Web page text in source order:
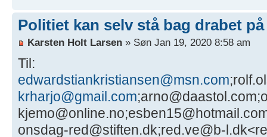
Politiet kan selv stå bag drabet
Karsten Holt Larsen » Søn Jan 19, 2020 8:58 am
Til:
edwardstiankristiansen@msn.com
krharjo@gmail.com
onsdag-red@stiften.dk;red.ve@b-